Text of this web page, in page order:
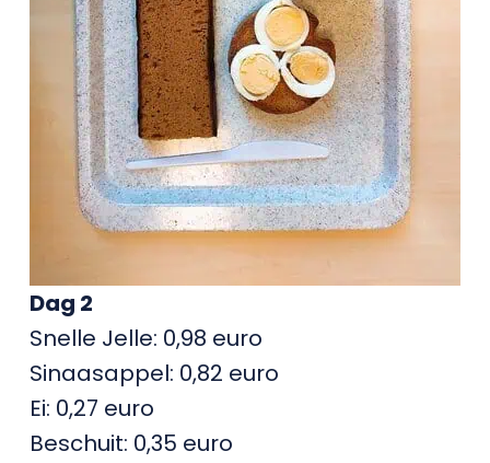
Dag 2
Snelle Jelle: 0,98 euro
Sinaasappel: 0,82 euro
Ei: 0,27 euro
Beschuit: 0,35 euro